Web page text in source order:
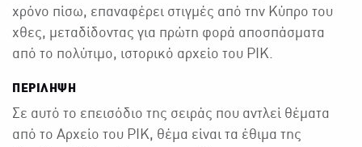
χρόνο πίσω, επαναφέρει στιγμές από την Κύπρο του
χθες, μεταδίδοντας για πρώτη φορά αποσπάσματα
από το πολύτιμο, ιστορικό αρχείο του ΡΙΚ.
ΠΕΡΙΛΗΨΗ
Σε αυτό το επεισόδιο της σειράς που αντλεί θέματα
από το Αρχείο του ΡΙΚ, θέμα είναι τα έθιμα της